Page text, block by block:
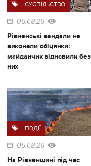
СУСПІЛЬСТВО
06.08.26
Рівненські вандали не
виконали обіцянки:
майданчик відновили без
них
ПОДІЇ
05.08.26
На Рівненщині під час